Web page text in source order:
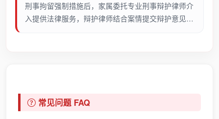
刑事拘留强制措施后，家属委托专业刑事辩护律师介
入提供法律服务，辩护律师结合案情提交辩护意见，
常见问题 FAQ